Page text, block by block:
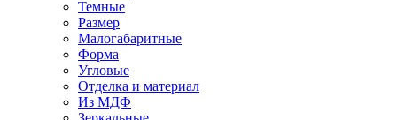
Темные
Размер
Малогабаритные
Форма
Угловые
Отделка и материал
Из МДФ